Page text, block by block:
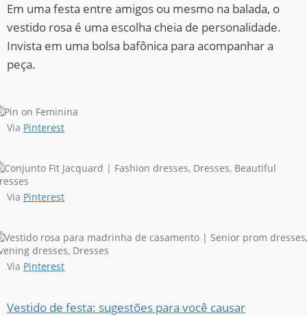
Em uma festa entre amigos ou mesmo na balada, o
vestido rosa é uma escolha cheia de personalidade.
Invista em uma bolsa bafônica para acompanhar a
peça.
Via Pinterest
Via Pinterest
Via Pinterest
Vestido de festa: sugestões para você causar